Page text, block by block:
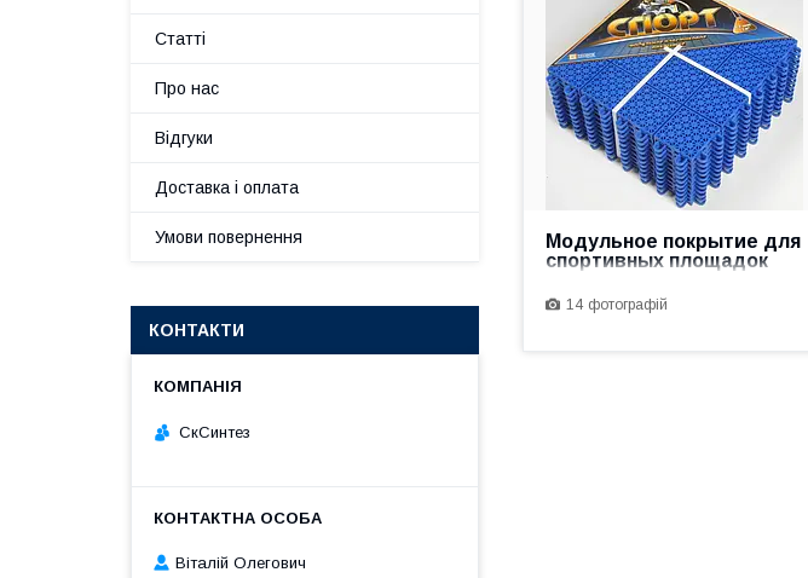
Модульное покрытие для
спортивных площадок
14
Статті
Про нас
Відгуки
Доставка і оплата
Умови повернення
КОНТАКТИ
СкСинтез
Віталій Олегович